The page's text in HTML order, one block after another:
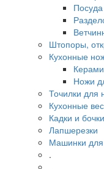
Штопоры,
Кухонные
Ножи
Точилки для
Кухонные
Кадки и
Лапшерезки
Машинки
.
.